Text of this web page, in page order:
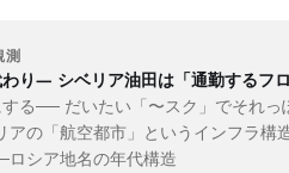
測
り— シベリア油田は「通勤するフロ
る── だいたい「〜スク」でそれっ
の「航空都市」というインフラ構
シア地名の年代構造